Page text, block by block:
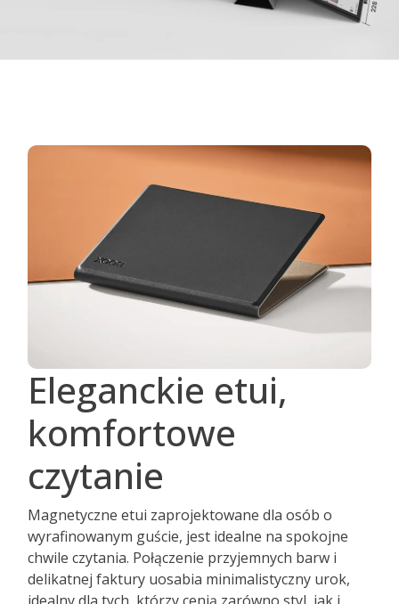
Eleganckie etui,
komfortowe
czytanie
Magnetyczne etui zaprojektowane dla osób o
wyrafinowanym guście, jest idealne na spokojne
chwile czytania. Połączenie przyjemnych barw i
delikatnej faktury uosabia minimalistyczny urok,